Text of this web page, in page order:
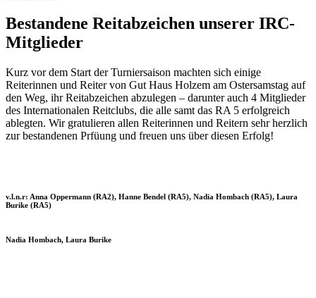
Bestandene Reitabzeichen unserer IRC-
Mitglieder
Kurz vor dem Start der Turniersaison machten sich einige
Reiterinnen und Reiter von Gut Haus Holzem am Ostersamstag auf
den Weg, ihr Reitabzeichen abzulegen – darunter auch 4 Mitglieder
des Internationalen Reitclubs, die alle samt das RA 5 erfolgreich
ablegten. Wir gratulieren allen Reiterinnen und Reitern sehr herzlich
zur bestandenen Prfüung und freuen uns über diesen Erfolg!
v.l.n.r: Anna Oppermann (RA2), Hanne Bendel (RA5), Nadia Hombach (RA5), Laura
Burike (RA5)
Nadia Hombach, Laura Burike